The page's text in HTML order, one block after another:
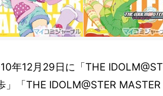
年12月29日に「THE
」「THE IDOLM@STER